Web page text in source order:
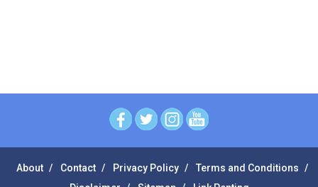
About Contact Privacy Policy
Terms and Conditions